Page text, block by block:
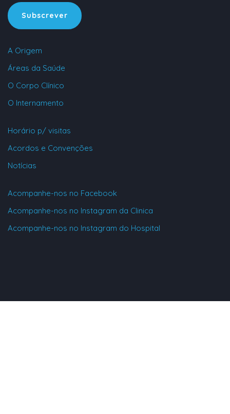
Subscrever
A Origem
Áreas da Saúde
O Corpo Clínico
O Internamento
Horário p/ visitas
Acordos e Convenções
Notícias
Acompanhe-nos no Facebook
Acompanhe-nos no Instagram da Clinica
Acompanhe-nos no Instagram do Hospital